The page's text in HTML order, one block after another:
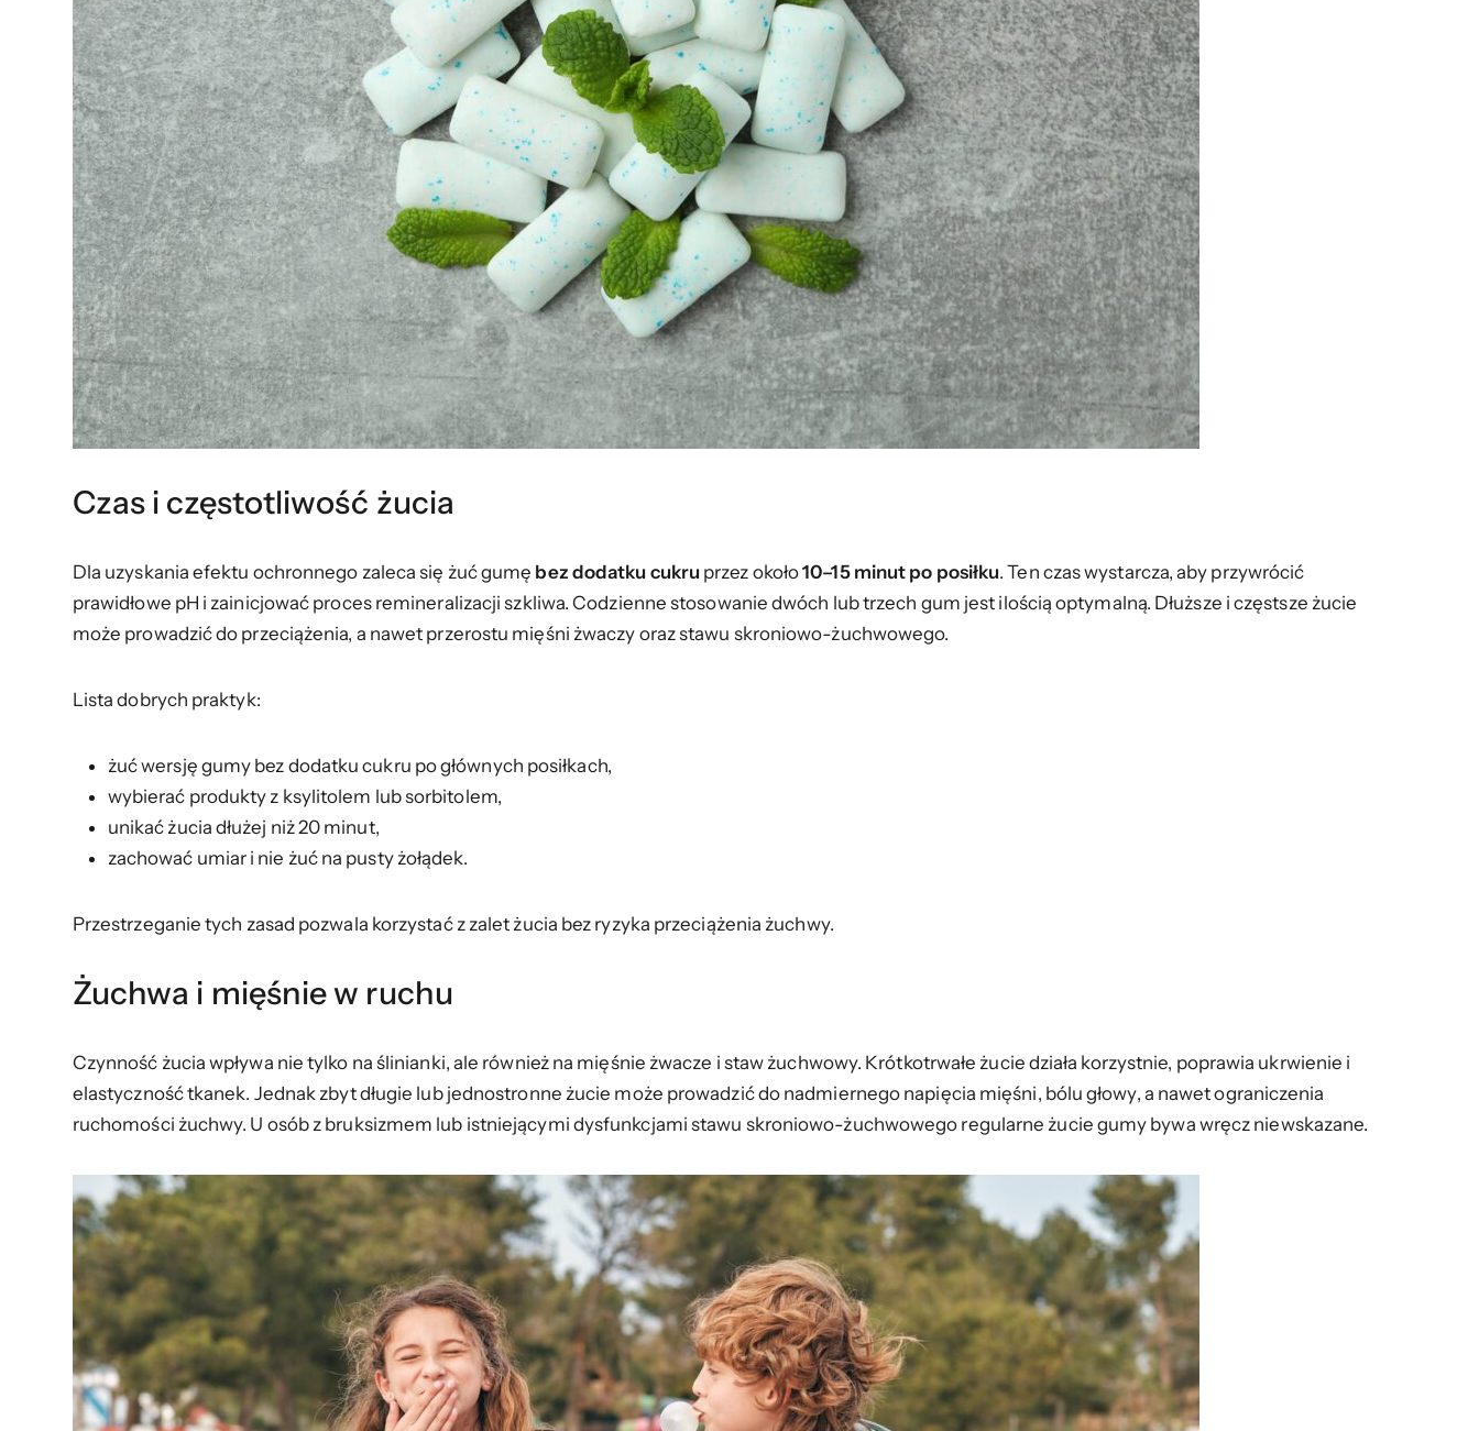
Czas i częstotliwość żucia
Dla uzyskania efektu ochronnego zaleca się żuć gumę bez dodatku cukru przez około10–15 minut po posiłku. Ten czas wystarcza, aby przywrócić
prawidłowe pH i zainicjować proces remineralizacji szkliwa. Codzienne stosowanie dwóch lub trzech gum jest ilością optymalną. Dłuższe i częstsze żucie
może prowadzić do przeciążenia, a nawet przerostu mięśni żwaczy oraz stawu skroniowo-żuchwowego.
Lista dobrych praktyk:
żuć wersję gumy bez dodatku cukru po głównych posiłkach,
wybierać produkty z ksylitolem lub sorbitolem,
unikać żucia dłużej niż 20 minut,
zachować umiar i nie żuć na pusty żołądek.
Przestrzeganie tych zasad pozwala korzystać z zalet żucia bez ryzyka przeciążenia żuchwy.
Żuchwa i mięśnie w ruchu
Czynność żucia wpływa nie tylko na ślinianki, ale również na mięśnie żwacze i staw żuchwowy. Krótkotrwałe żucie działa korzystnie, poprawia ukrwienie i
elastyczność tkanek. Jednak zbyt długie lub jednostronne żucie może prowadzić do nadmiernego napięcia mięśni, bólu głowy, a nawet ograniczenia
ruchomości żuchwy. U osób z bruksizmem lub istniejącymi dysfunkcjami stawu skroniowo-żuchwowego regularne żucie gumy bywa wręcz niewskazane.